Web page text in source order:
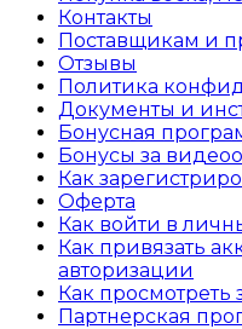
Контакты
Поставщикам и
Отзывы
Политика
Документы и
Бонусная
Бонусы за
Как
Оферта
Как войти в
Как привязать
авторизации
Как
Партнерская